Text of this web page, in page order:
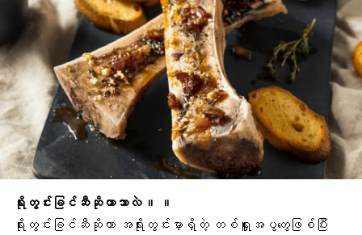
ရိုးတွင်းခြင်ဆီဆိုတာဘာလဲ ။ ။
ရိုးတွင်းခြင်ဆီဆိုတာအရို းတွင်းမှာရှိတဲ့ တစ်ရှူးအပွတွေဖြစ်ပြီး